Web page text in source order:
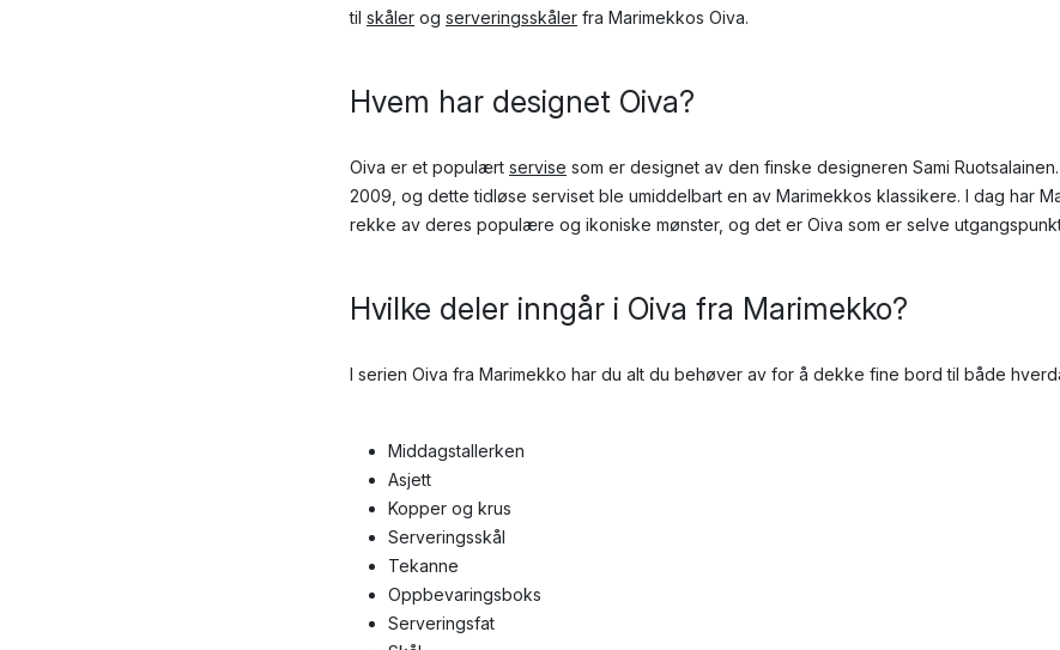
til skåler og serveringsskåler fra Marimekkos Oiva.
Hvem har designet Oiva?
Oiva er et populært servise som er designet av den finske designeren Sami
2009, og dette tidløse serviset ble umiddelbart en av Marimekkos klassikere. I dag har
rekke av deres populære og ikoniske mønster, og det er Oiva som er selve
Hvilke deler inngår i Oiva fra Marimekko?
I serien Oiva fra Marimekko har du alt du behøver av for å dekke fine bord til både
Middagstallerken
Asjett
Kopper og krus
Serveringsskål
Tekanne
Oppbevaringsboks
Serveringsfat